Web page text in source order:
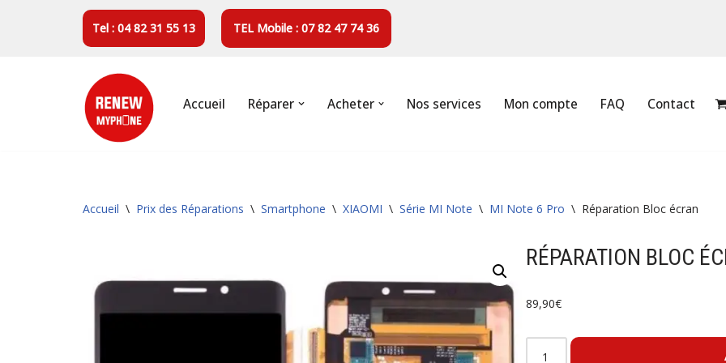
Tel : 04 82 31 55 13 TEL Mobile : 07 82 47 74 36
Accueil Réparer Acheter Nos services Mon compte FAQ Contact
Accueil \ Prix des Réparations \ Smartphone \ XIAOMI \ Série MI Note \ MI Note 6 Pro \ Réparation Bloc écran
RÉPARATION BLOC
89,90€